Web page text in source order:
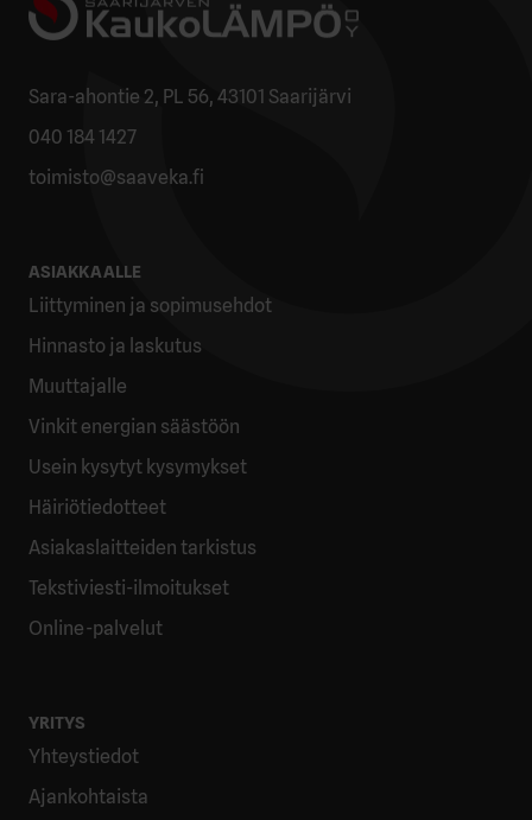
Sara-ahontie 2, PL 56, 43101 Saarijärvi
040 184 1427
toimisto@saaveka.fi
ASIAKKAALLE
Liittyminen ja sopimusehdot
Hinnasto ja laskutus
Muuttajalle
Vinkit energian säästöön
Usein kysytyt kysymykset
Häiriötiedotteet
Asiakaslaitteiden tarkistus
Tekstiviesti-ilmoitukset
Online-palvelut
YRITYS
Yhteystiedot
Ajankohtaista